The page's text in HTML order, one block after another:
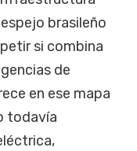
brasileño
si combina
de
en ese mapa
todavía